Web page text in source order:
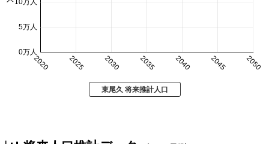
2020 2025 2030 2035 2040 2045 2050
0万人
5万人
10万人
東尾久 将来推計人口